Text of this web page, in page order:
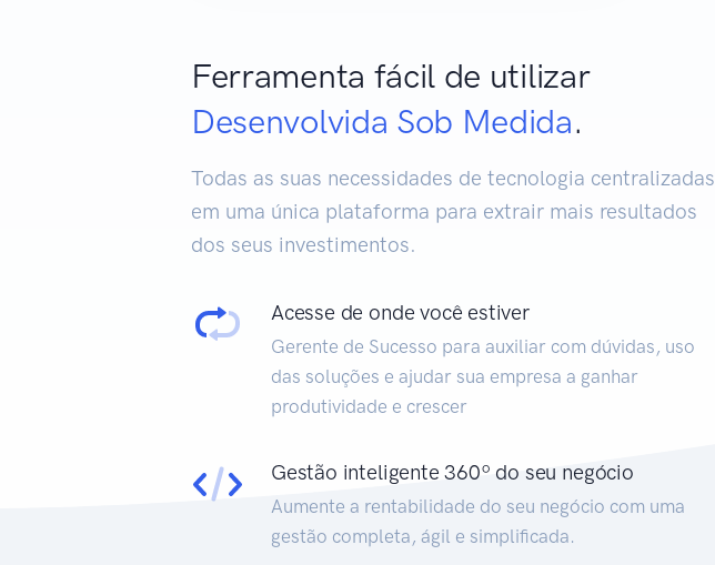
Ferramenta fácil de utilizar
Desenvolvida Sob Medida.
Todas as suas necessidades de tecnologia centralizadas
em uma única plataforma para extrair mais resultados
dos seus investimentos.
Acesse de onde você estiver
Gerente de Sucesso para auxiliar com dúvidas, uso
das soluções e ajudar sua empresa a ganhar
produtividade e crescer
Gestão inteligente 360º do seu negócio
Aumente a rentabilidade do seu negócio com uma
gestão completa, ágil e simplificada.